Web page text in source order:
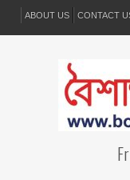
ABOUT US CONTACT